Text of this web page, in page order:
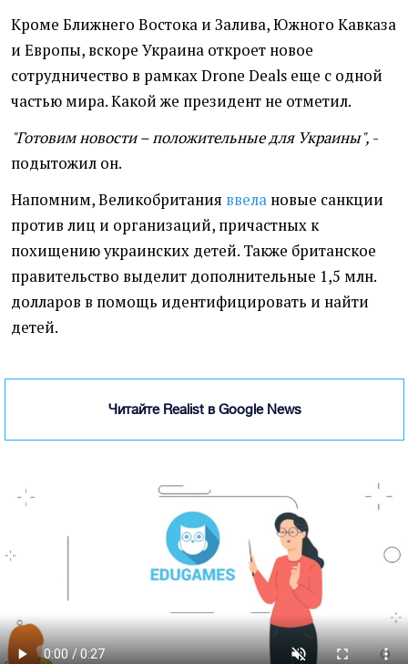
Кроме Ближнего Востока и Залива, Южного Кавказа
и Европы, вскоре Украина откроет новое
сотрудничество в рамках Drone Deals еще с одной
частью мира. Какой же президент не отметил.
"Готовим новости – положительные для Украины", -
подытожил он.
Напомним, Великобритания ввела новые санкции
против лиц и организаций, причастных к
похищению украинских детей. Также британское
правительство выделит дополнительные 1,5 млн.
долларов в помощь идентифицировать и найти
детей.
Читайте Realist в Google News